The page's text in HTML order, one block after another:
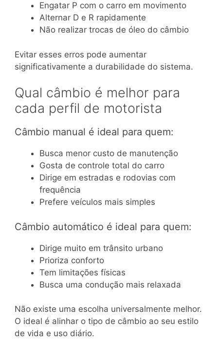
Engatar P com o carro em movimento
Alternar D e R rapidamente
Não realizar trocas de óleo do câmbio
Evitar esses erros pode aumentar
significativamente a durabilidade do sistema.
Qual câmbio é melhor para
cada perfil de motorista
Câmbio manual é ideal para quem:
Busca menor custo de manutenção
Gosta de controle total do carro
Dirige em estradas e rodovias com
frequência
Prefere veículos mais simples
Câmbio automático é ideal para quem:
Dirige muito em trânsito urbano
Prioriza conforto
Tem limitações físicas
Busca uma condução mais relaxada
Não existe uma escolha universalmente melhor.
O ideal é alinhar o tipo de câmbio ao seu estilo
de vida e uso diário.